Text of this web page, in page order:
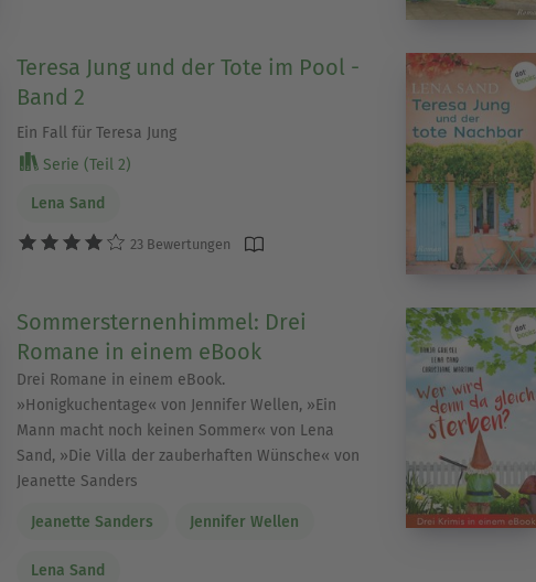
Teresa Jung und der Tote im Pool -
Band 2
Ein Fall für Teresa Jung
Serie (Teil 2)
Lena Sand
23 Bewertungen
Sommersternenhimmel: Drei
Romane in einem eBook
Drei Romane in einem eBook.
»Honigkuchentage« von Jennifer Wellen, »Ein
Mann macht noch keinen Sommer« von Lena
Sand, »Die Villa der zauberhaften Wünsche« von
Jeanette Sanders
Jeanette Sanders Jennifer Wellen
Lena Sand